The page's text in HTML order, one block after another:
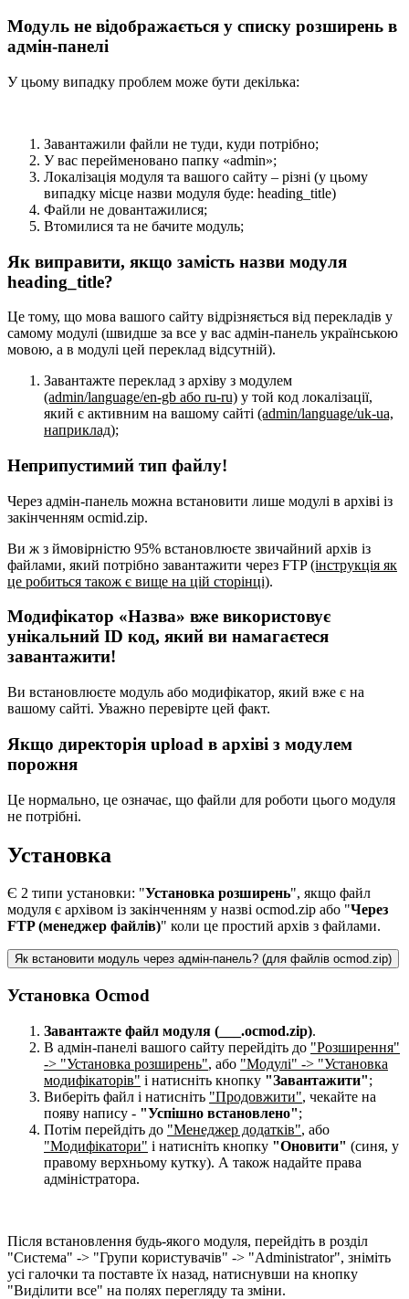
Модуль не відображається у списку розширень в
адмін-панелі
У цьому випадку проблем може бути декілька:
Завантажили файли не туди, куди потрібно;
У вас перейменовано папку «admin»;
Локалізація модуля та вашого сайту – різні (у цьому
випадку місце назви модуля буде: heading_title)
Файли не довантажилися;
Втомилися та не бачите модуль;
Як виправити, якщо замість назви модуля
heading_title?
Це тому, що мова вашого сайту відрізняється від перекладів у
самому модулі (швидше за все у вас адмін-панель українською
мовою, а в модулі цей переклад відсутній).
Завантажте переклад з архіву з модулем
(admin/language/en-gb або ru-ru) у той код локалізації,
який є активним на вашому сайті (admin/language/uk-ua,
наприклад);
Неприпустимий тип файлу!
Через адмін-панель можна встановити лише модулі в архіві із
закінченням ocmid.zip.
Ви ж з ймовірністю 95% встановлюєте звичайний архів із
файлами, який потрібно завантажити через FTP(інструкція як
це робиться також є вище на цій сторінці).
Модифікатор «Назва» вже використовує
унікальний ID код, який ви намагаєтеся
завантажити!
Ви встановлюєте модуль або модифікатор, який вже є на
вашому сайті. Уважно перевірте цей факт.
Якщо директорія upload в архіві з модулем
порожня
Це нормально, це означає, що файли для роботи цього модуля
не потрібні.
Установка
Є 2 типи установки: "Установка розширень", якщо файл
модуля є архівом із закінченням у назві ocmod.zip або "Через
FTP (менеджер файлів)" коли це простий архів з файлами.
Як встановити модуль через адмін-панель? (для файлів ocmod.zip)
Установка Ocmod
Завантажте файл модуля (___.ocmod.zip).
В адмін-панелі вашого сайту перейдіть до "Розширення"
-> "Установка розширень", або "Модулі" -> "Установка
модифікаторів" і натисніть кнопку "Завантажити";
Виберіть файл і натисніть "Продовжити", чекайте на
появу напису - "Успішно встановлено";
Потім перейдіть до "Менеджер додатків", або
"Модифікатори" і натисніть кнопку "Оновити" (синя, у
правому верхньому кутку). А також надайте права
адміністратора.
Після встановлення будь-якого модуля, перейдіть в розділ
"Система" -> "Групи користувачів" -> "Administrator", зніміть
усі галочки та поставте їх назад, натиснувши на кнопку
"Виділити все" на полях перегляду та зміни.